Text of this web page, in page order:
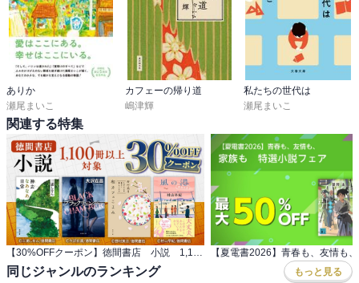
ありか
瀬尾まいこ
カフェーの帰り道
嶋津輝
私たちの世代は
瀬尾まいこ
関連する特集
同じジャンルのランキング もっと見る